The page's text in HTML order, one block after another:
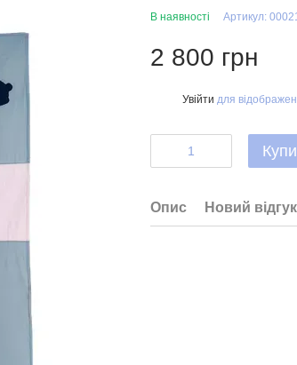
В наявності Артикул:
2 800 грн
Увійти для
Опис Новий